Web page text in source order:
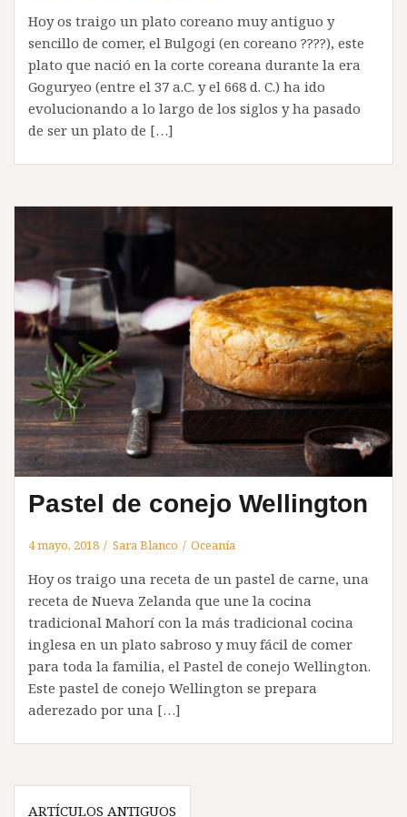
Hoy os traigo un plato coreano muy antiguo y
sencillo de comer, el Bulgogi (en coreano ????), este
plato que nació en la corte coreana durante la era
Goguryeo (entre el 37 a.C. y el 668 d. C.) ha ido
evolucionando a lo largo de los siglos y ha pasado
de ser un plato de […]
Pastel de conejo Wellington
4 mayo, 2018 Sara Blanco Oceanía
Hoy os traigo una receta de un pastel de carne, una
receta de Nueva Zelanda que une la cocina
tradicional Mahorí con la más tradicional cocina
inglesa en un plato sabroso y muy fácil de comer
para toda la familia, el Pastel de conejo Wellington.
Este pastel de conejo Wellington se prepara
aderezado por una […]
Navegación
ARTÍCULOS ANTIGUOS